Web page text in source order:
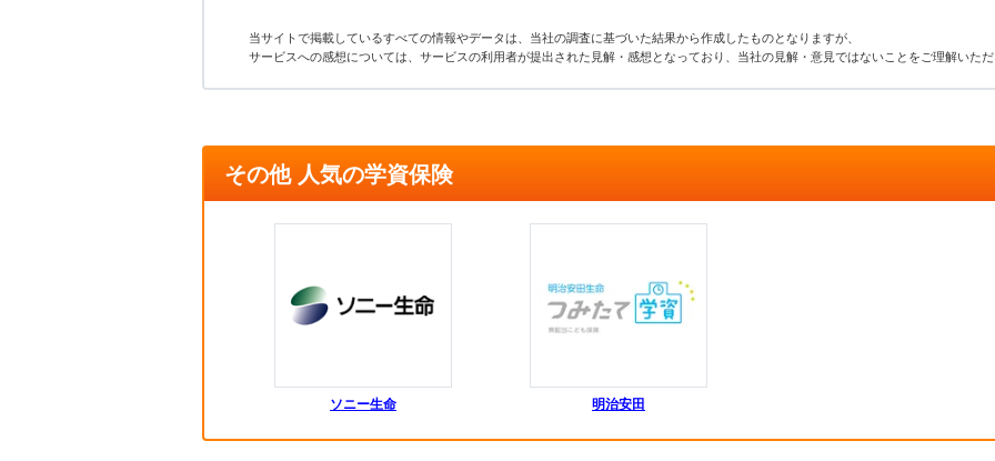
当サイトで掲載しているすべての情報やデータは、当社の調査に基づいた結果から作成したものとなりますが、
サービスへの感想については、サービスの利用者が提出された見解・感想となっており、当社の見解・意見ではないことをご理解いた
その他 人気の学資保険
ソニー生命 明治安田